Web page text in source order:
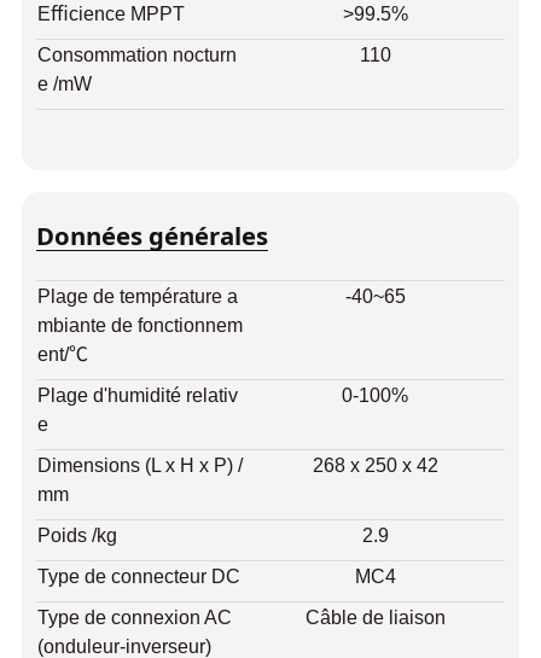
Eﬃcience MPPT
>99.5%
Consommation nocturn
e /mW
110
Données générales
Plage de température a
mbiante de fonctionnem
ent/℃
-40~65
Plage d'humidité relativ
e
0-100%
Dimensions (L x H x P) /
mm
268 x 250 x 42
Poids /kg
2.9
Type de connecteur DC
MC4
Type de connexion AC
(onduleur-inverseur)
Câble de liaison